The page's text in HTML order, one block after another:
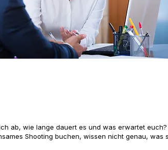
ab, wie lange dauert es und was erwartet euch?
Shooting buchen, wissen nicht genau, was